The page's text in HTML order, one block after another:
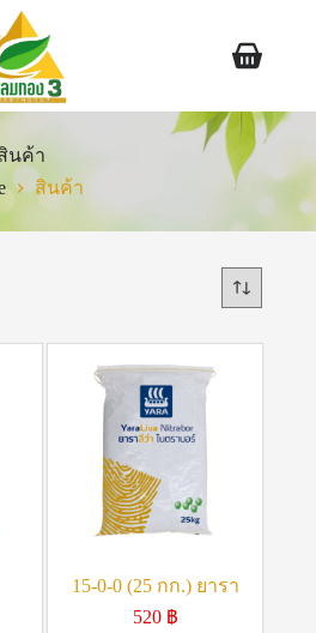
นค้า
สินค้า
15-0-0 (25 กก.) ยารา
520 ฿